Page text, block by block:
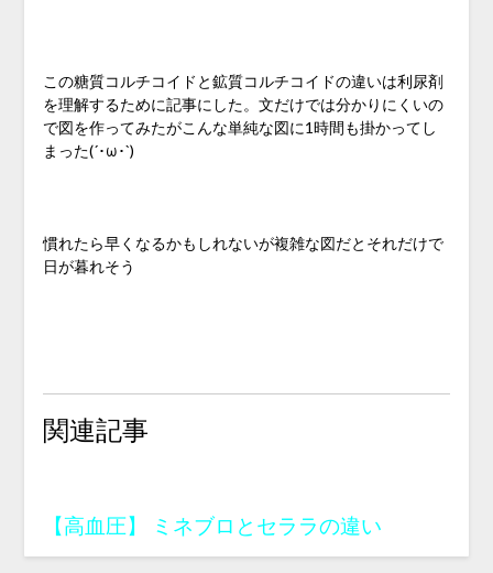
この糖質コルチコイドと鉱質コルチコイドの違いは利尿剤
を理解するために記事にした。文だけでは分かりにくいの
で図を作ってみたがこんな単純な図に1時間も掛かってし
まった(´･ω･`)
慣れたら早くなるかもしれないが複雑な図だとそれだけで
日が暮れそう
関連記事
【高血圧】 ミネブロとセララの違い